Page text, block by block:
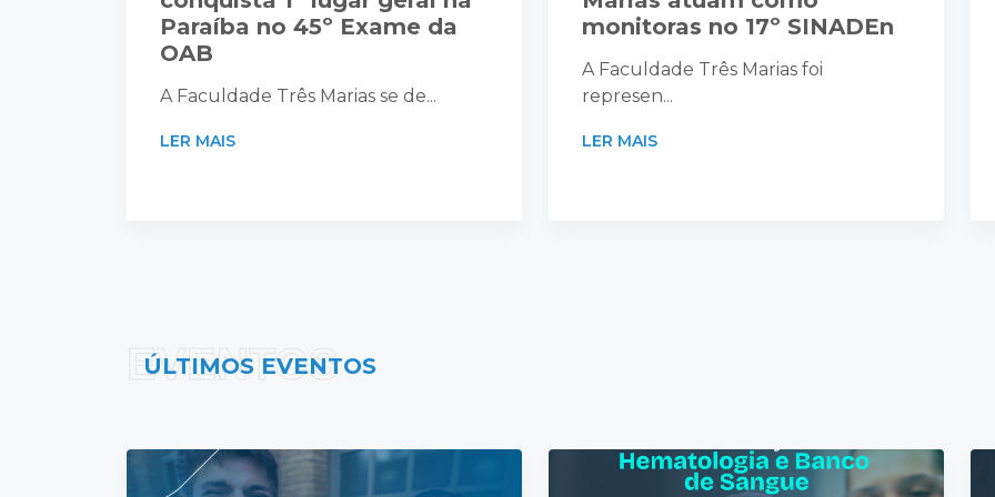
Paraíba no 45º Exame da
OAB
A Faculdade Três Marias se de...
LER MAIS
monitoras no 17º SINADEn
A Faculdade Três Marias foi
represen...
LER MAIS
ÚLTIMOS EVENTOS
EVENTOS